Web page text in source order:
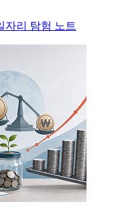
자리 탐험 노트